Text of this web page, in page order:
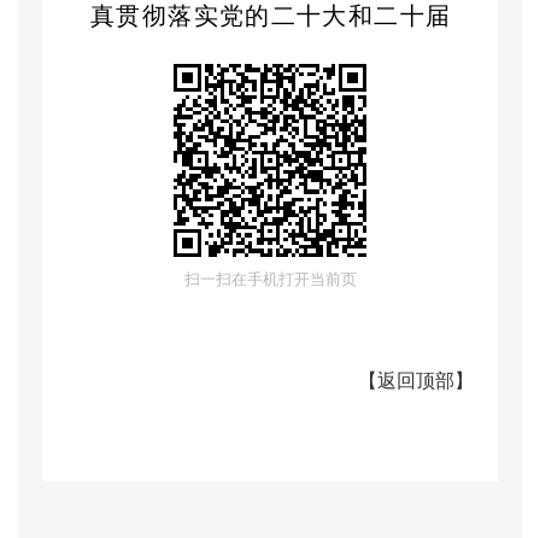
真贯彻落实党的二十大和二十届
历次全会精神，贯彻落实习近平
总书记出席自治区成立70
祝活动期间的重要讲话重要指示
精神，完整准确全面贯彻新
时代党的治疆方略，全面落实自
治区党委十届历次全会、市委十
关工作要求，严格落实《条例》
扫一扫在手机打开当前页
【返回顶部 】